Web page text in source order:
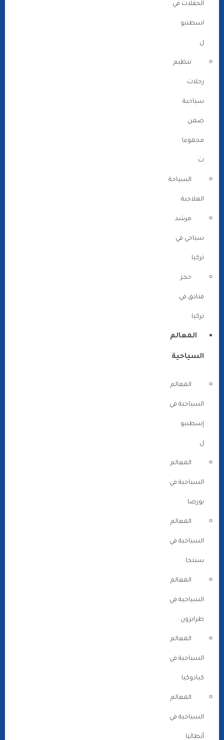
الحفلات في
اسطنبو
ل
تنظيم
رحلات
سياحية
ضمن
مجموعا
ت
السياحة
العلاجية
مرشد
سياحي في
تركيا
حجز
فنادق في
تركيا
المعالم
السياحية
المعالم
السياحية في
إسطنبو
ل
المعالم
السياحية في
بورصا
المعالم
السياحية في
سبنجا
المعالم
السياحية في
طرابزون
المعالم
السياحية في
كبادوكيا
المعالم
السياحية في
أنطاليا